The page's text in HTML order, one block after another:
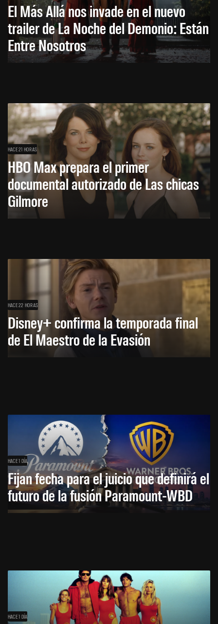
El Más Allá nos invade en el nuevo
trailer de La Noche del Demonio: Están
Entre Nosotros
HACE 21 HORAS
HBO Max prepara el primer
documental autorizado de Las chicas
Gilmore
HACE 22 HORAS
Disney+ confirma la temporada final
de El Maestro de la Evasión
HACE 1 DÍA
Fijan fecha para el juicio que definirá el
futuro de la fusión Paramount-WBD
HACE 1 DÍA